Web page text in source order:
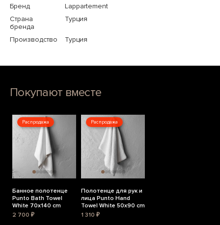
Бренд
Lappartement
Страна
бренда
Турция
Производство Турция
Покупают вместе
Распродажа
Банное полотенце
Punto Bath Towel
White 70x140 cm
2 700 ₽
Распродажа
Полотенце для рук и
лица Punto Hand
Towel White 50x90 cm
1 310 ₽